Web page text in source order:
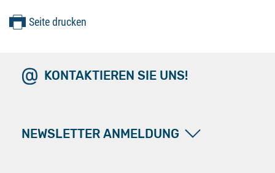
Seite drucken
KONTAKTIEREN SIE UNS!
NEWSLETTER ANMELDUNG